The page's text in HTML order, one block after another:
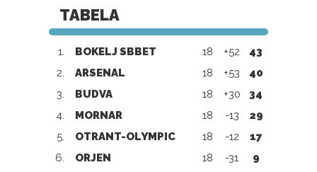
TABELA
1. BOKELJ SBBET 18 +52
43
2.
ARSENAL 18 +53
40
3.
BUDVA 18 +30
34
4.
MORNAR 18 -13
29
5.
OTRANT-OLYMPIC 18 -12
17
6.
ORJEN 18 -31
9